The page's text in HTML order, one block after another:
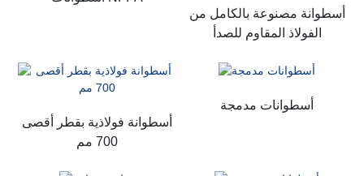
أسطوانة مصنوعة بالكامل من
الفولاذ المقاوم للصدأ
أسطوانة فولاذية بقطر أقصى
700 مم
أسطوانات مدمجة